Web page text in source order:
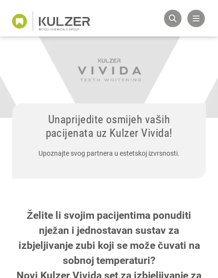
Unaprijedite osmijeh vaših
pacijenata uz Kulzer Vivida!
Upoznajte svog partnera u estetskoj izvrsnosti.
Želite li svojim pacijentima ponuditi
nježan i jednostavan sustav za
izbjeljivanje zubi koji se može čuvati na
sobnoj temperaturi?
Novi Kulzer Vivida set za izbjeljivanje za